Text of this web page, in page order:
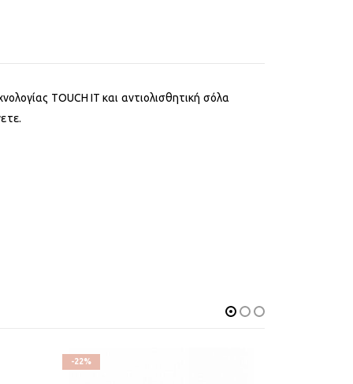
TOUCH IT και αντιολισθητική σόλα
-22%